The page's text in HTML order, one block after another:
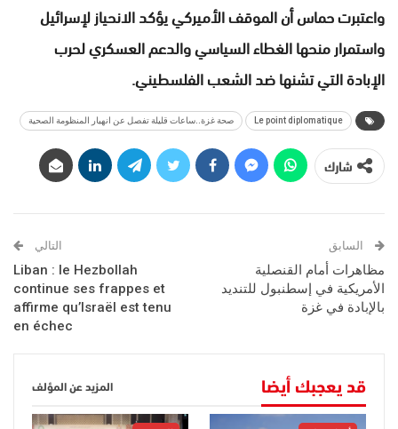
واعتبرت حماس أن الموقف الأميركي يؤكد الانحياز لإسرائيل
واستمرار منحها الغطاء السياسي والدعم العسكري لحرب
الإبادة التي تشنها ضد الشعب الفلسطيني.
Le point diplomatique صحة غزة..ساعات قليلة تفصل عن انهيار المنظومة الصحية
شارك
السابق
مظاهرات أمام القنصلية
الأمريكية في إسطنبول للتنديد
بالإبادة في غزة
التالي
Liban : le Hezbollah
continue ses frappes et
affirme qu’Israël est tenu
en échec
قد يعجبك أيضا المزيد عن المؤلف